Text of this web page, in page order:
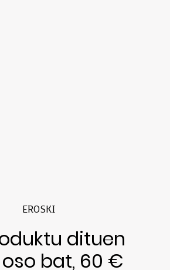
EROSKI
dituen
bat, 60 €